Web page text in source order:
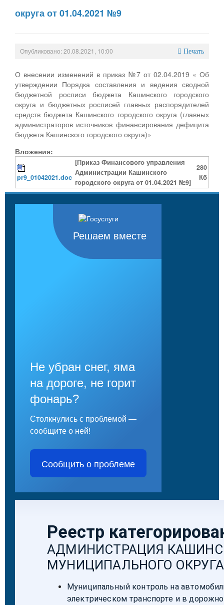
округа от 01.04.2021 №9
Опубликовано: 20.08.2021, 10:00 Печать
О внесении изменений в приказ №7 от 02.04.2019 « Об
утверждении Порядка составления и ведения сводной
бюджетной росписи бюджета Кашинского городского
округа и бюджетных росписей главных распорядителей
средств бюджета Кашинского городского округа (главных
администраторов источников финансирования дефицита
бюджета Кашинского городского округа)»
Вложения:
pr9_01042021.doc
[Приказ Финансового управления
Администрации Кашинского
городского округа от 01.04.2021 №9]
280
Кб
Решаем вместе
Не убран снег, яма
на дороге, не горит
фонарь?
Столкнулись с проблемой —
сообщите о ней!
Сообщить о проблеме